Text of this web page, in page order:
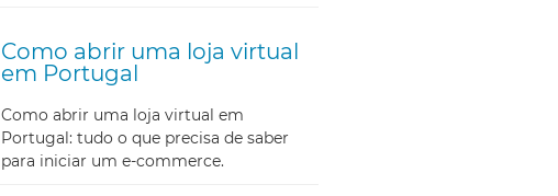
Como abrir uma loja virtual
em Portugal
Como abrir uma loja virtual em
Portugal: tudo o que precisa de saber
para iniciar um e-commerce.